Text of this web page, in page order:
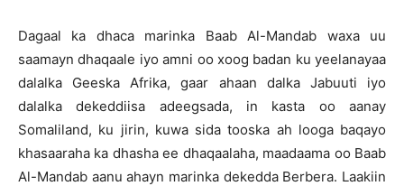
Dagaal ka dhaca marinka Baab Al-Mandab waxa uu
saamayn dhaqaale iyo amni oo xoog badan ku yeelanayaa
dalalka Geeska Afrika, gaar ahaan dalka Jabuuti iyo
dalalka dekeddiisa adeegsada, in kasta oo aanay
Somaliland, ku jirin, kuwa sida tooska ah looga baqayo
khasaaraha ka dhasha ee dhaqaalaha, maadaama oo Baab
Al-Mandab aanu ahayn marinka dekedda Berbera. Laakiin